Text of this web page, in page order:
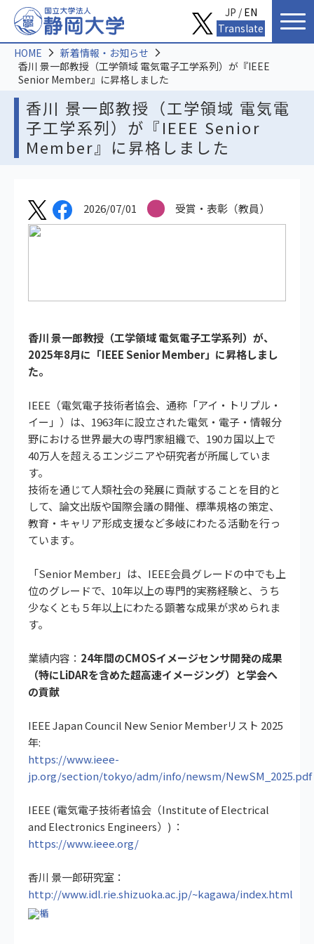
香川 景一郎教授（工学領域 電気電
子工学系列）が『IEEE Senior
Member』に昇格しました
HOME
新着情報・お知らせ
香川 景一郎教授（工学領域 電気電子工学系列）が『IEEE
Senior Member』に昇格しました
2026/07/01 受賞・表彰（教員）
香川 景一郎教授（工学領域 電気電子工学系列）が、
2025年8月に「IEEE Senior Member」に昇格しまし
た。
IEEE（電気電子技術者協会、通称「アイ・トリプル・
イー」）は、1963年に設立された電気・電子・情報分
野における世界最大の専門家組織で、190カ国以上で
40万人を超えるエンジニアや研究者が所属していま
す。
技術を通じて人類社会の発展に貢献することを目的と
して、論文出版や国際会議の開催、標準規格の策定、
教育・キャリア形成支援など多岐にわたる活動を行っ
ています。
「Senior Member」は、IEEE会員グレードの中でも上
位のグレードで、10年以上の専門的実務経験と、うち
少なくとも５年以上にわたる顕著な成果が求められま
す。
業績内容： 24年間のCMOSイメージセンサ開発の成果
（特にLiDARを含めた超高速イメージング）と学会へ
の貢献
IEEE Japan Council New Senior Memberリスト 2025
年:
https://www.ieee-
jp.org/section/tokyo/adm/info/newsm/NewSM_2025.pdf
IEEE (電気電子技術者協会（Institute of Electrical
and Electronics Engineers）) ：
https://www.ieee.org/
香川 景一郎研究室：
http://www.idl.rie.shizuoka.ac.jp/~kagawa/index.html
JP /EN
Translate